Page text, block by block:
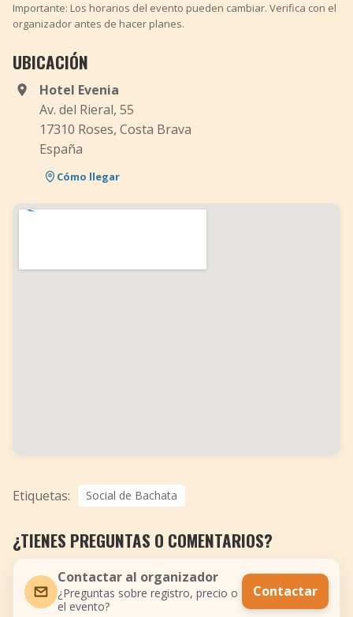
Importante: Los horarios del evento pueden cambiar. Verifica con el
organizador antes de hacer planes.
UBICACIÓN
Hotel Evenia
Av. del Rieral, 55
17310 Roses, Costa Brava
España
Cómo llegar
Etiquetas: Social de Bachata
¿TIENES PREGUNTAS O COMENTARIOS?
Contactar al organizador
¿Preguntas sobre registro, precio o
el evento?
Contactar